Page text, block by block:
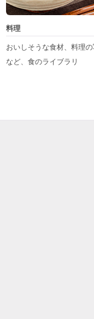
料理
おいしそうな食材、料理
など、食のライブラリ